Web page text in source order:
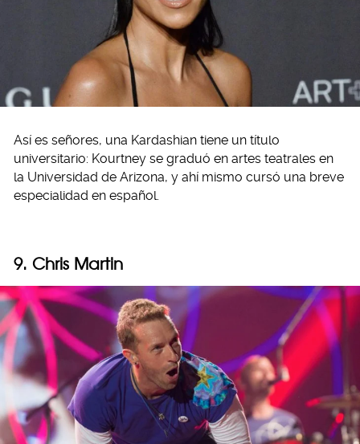
Así es señores, una Kardashian tiene un título
universitario: Kourtney se graduó en artes teatrales en
la Universidad de Arizona, y ahí mismo cursó una breve
especialidad en español.
9. Chris Martin